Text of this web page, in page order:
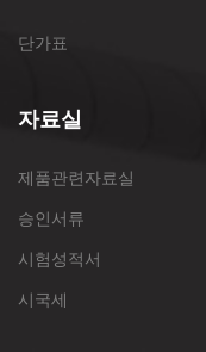
단가표
자료실
제품관련자료실
승인서류
시험성적서
시국세